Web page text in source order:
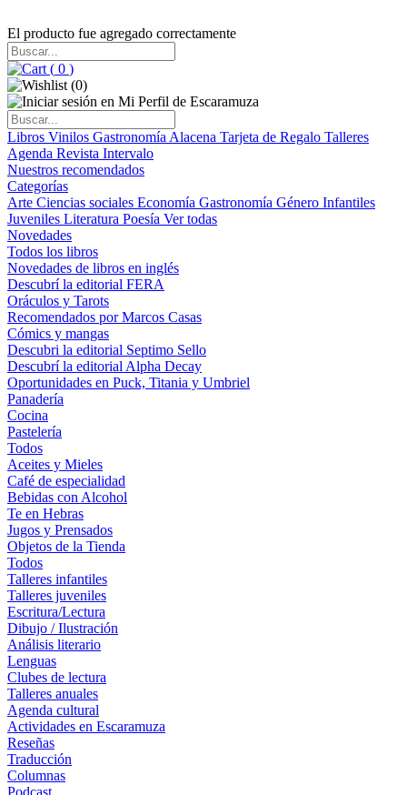
El producto fue agregado correctamente
( 0 )
(0)
Libros Vinilos Gastronomía Alacena Tarjeta de Regalo Talleres
Agenda Revista Intervalo
Nuestros recomendados
Categorías
Arte Ciencias sociales Economía Gastronomía Género Infantiles
Juveniles Literatura Poesía Ver todas
Novedades
Todos los libros
Novedades de libros en inglés
Descubrí la editorial FERA
Oráculos y Tarots
Recomendados por Marcos Casas
Cómics y mangas
Descubri la editorial Septimo Sello
Descubrí la editorial Alpha Decay
Oportunidades en Puck, Titania y Umbriel
Panadería
Cocina
Pastelería
Todos
Aceites y Mieles
Café de especialidad
Bebidas con Alcohol
Te en Hebras
Jugos y Prensados
Objetos de la Tienda
Todos
Talleres infantiles
Talleres juveniles
Escritura/Lectura
Dibujo / Ilustración
Análisis literario
Lenguas
Clubes de lectura
Talleres anuales
Agenda cultural
Actividades en Escaramuza
Reseñas
Traducción
Columnas
Podcast